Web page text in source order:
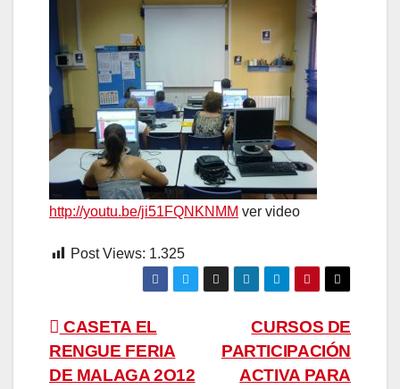
http://youtu.be/ji51FQNKNMM ver video
Post Views: 1.325
Navegación
de
CURSOS DE
PARTICIPACIÓN
ACTIVA PARA
CASETA EL
RENGUE FERIA
DE MALAGA 2O12